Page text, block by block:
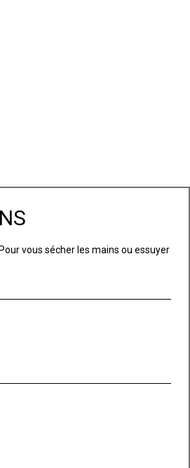
vous sécher les mains ou essuyer